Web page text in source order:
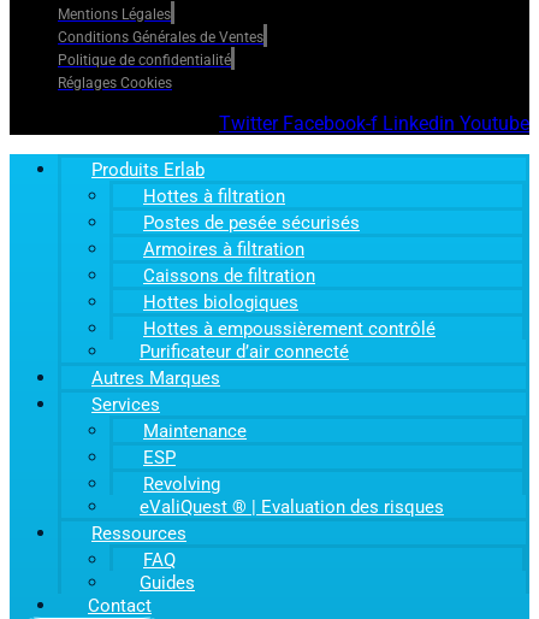
Mentions Légales
Conditions Générales de Ventes
Politique de confidentialité
Réglages Cookies
Twitter Facebook-f Linkedin Youtube
Produits Erlab
Hottes à filtration
Postes de pesée sécurisés
Armoires à filtration
Caissons de filtration
Hottes biologiques
Hottes à empoussièrement contrôlé
Purificateur d’air connecté
Autres Marques
Services
Maintenance
ESP
Revolving
eValiQuest ® | Evaluation des risques
Ressources
FAQ
Guides
Contact